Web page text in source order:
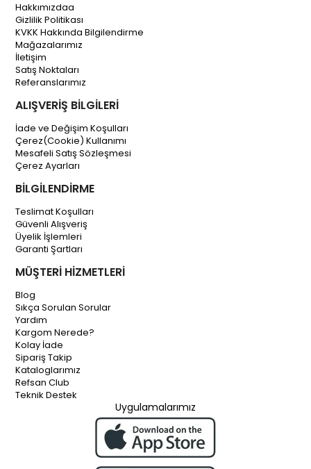
Hakkımızdaa
Gizlilik Politikası
KVKK Hakkında Bilgilendirme
Mağazalarımız
İletişim
Satış Noktaları
Referanslarımız
ALIŞVERİŞ BİLGİLERİ
İade ve Değişim Koşulları
Çerez(Cookie) Kullanımı
Mesafeli Satış Sözleşmesi
Çerez Ayarları
BİLGİLENDİRME
Teslimat Koşulları
Güvenli Alışveriş
Üyelik İşlemleri
Garanti Şartları
MÜŞTERİ HİZMETLERİ
Blog
Sıkça Sorulan Sorular
Yardım
Kargom Nerede?
Kolay İade
Sipariş Takip
Kataloglarımız
Refsan Club
Teknik Destek
Uygulamalarımız